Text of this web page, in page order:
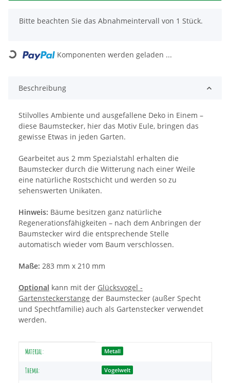
x
Bitte beachten Sie das Abnahmeintervall von 1 Stück.
Loading... Komponenten werden geladen ...
Beschreibung
Stilvolles Ambiente und ausgefallene Deko in Einem –
diese Baumstecker, hier das Motiv Eule, bringen das
gewisse Etwas in jeden Garten.
Gearbeitet aus 2 mm Spezialstahl erhalten die
Baumstecker durch die Witterung nach einer Weile
eine natürliche Rostschicht und werden so zu
sehenswerten Unikaten.
Hinweis: Bäume besitzen ganz natürliche
Regenerationsfähigkeiten – nach dem Anbringen der
Baumstecker wird die entsprechende Stelle
automatisch wieder vom Baum verschlossen.
Maße: 283 mm x 210 mm
Optional kann mit der Glücksvogel -
Gartensteckerstange der Baumstecker (außer Specht
und Spechtfamilie) auch als Gartenstecker verwendet
werden.
Produkteigenschaft
Wert
Material: Metall
Thema: Vogelwelt